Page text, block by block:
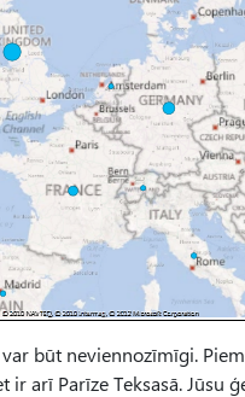
būt neviennozīmīgi.
ir arī Parīze Teksasā. Jūsu